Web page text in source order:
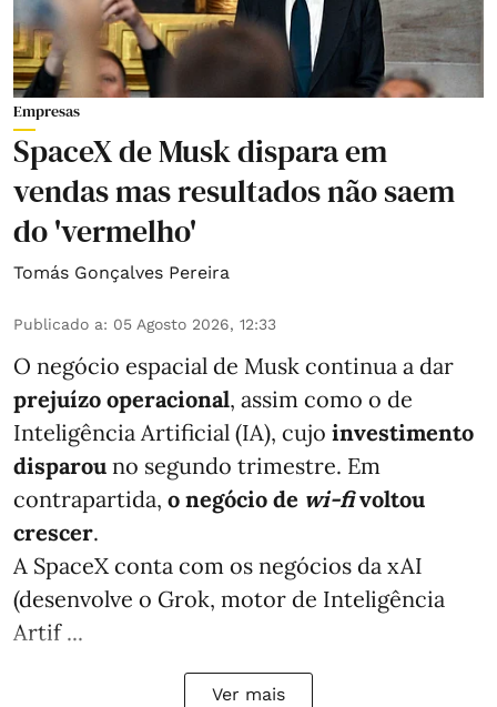
Empresas
SpaceX de Musk dispara em
vendas mas resultados não saem
do 'vermelho'
Tomás Gonçalves Pereira
Publicado a: 05 Agosto 2026, 12:33
O negócio espacial de Musk continua a dar
prejuízo operacional, assim como o de
Inteligência Artificial (IA), cujo investimento
disparou no segundo trimestre. Em
contrapartida, o negócio de wi-fivoltou
crescer.
A SpaceX conta com os negócios da xAI
(desenvolve o Grok, motor de Inteligência
Artif ...
Ver mais